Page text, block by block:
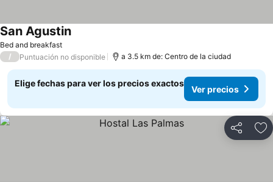
Bed and breakfast
San AgustinVer precios
/ Puntuación no disponible a 3.5 km de: Centro de la ciudad
Elige fechas para ver los precios exactos
Ver precios
Compartir